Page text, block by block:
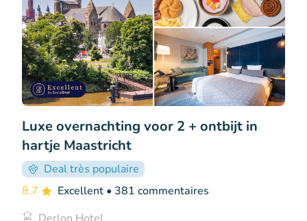
Luxe overnachting voor 2 + ontbijt in
hartje Maastricht
Deal très populaire
8.7
Excellent • 381 commentaires